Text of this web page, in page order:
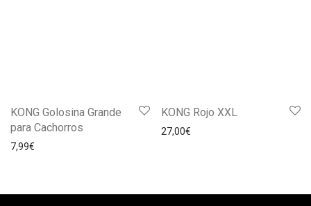
KONG Golosina Grande
para Cachorros
7,99€
KONG Rojo XXL
27,00€